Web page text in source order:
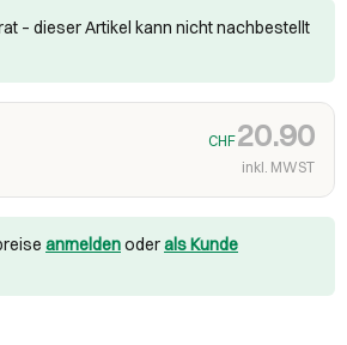
– dieser Artikel kann nicht nachbestellt
CHF20.90
inkl. MWST
anmeldenoderals Kunde